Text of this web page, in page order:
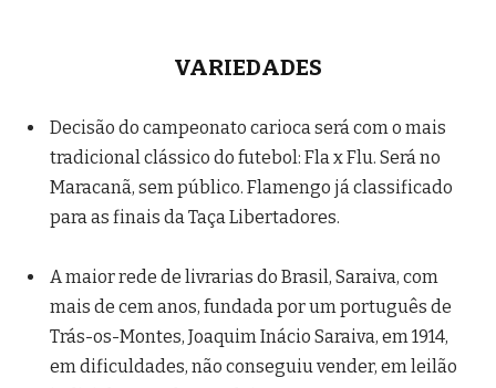
VARIEDADES
Decisão do campeonato carioca será com o mais
tradicional clássico do futebol: Fla x Flu. Será no
Maracanã, sem público. Flamengo já classificado
para as finais da Taça Libertadores.
A maior rede de livrarias do Brasil, Saraiva, com
mais de cem anos, fundada por um português de
Trás-os-Montes, Joaquim Inácio Saraiva, em 1914,
em dificuldades, não conseguiu vender, em leilão